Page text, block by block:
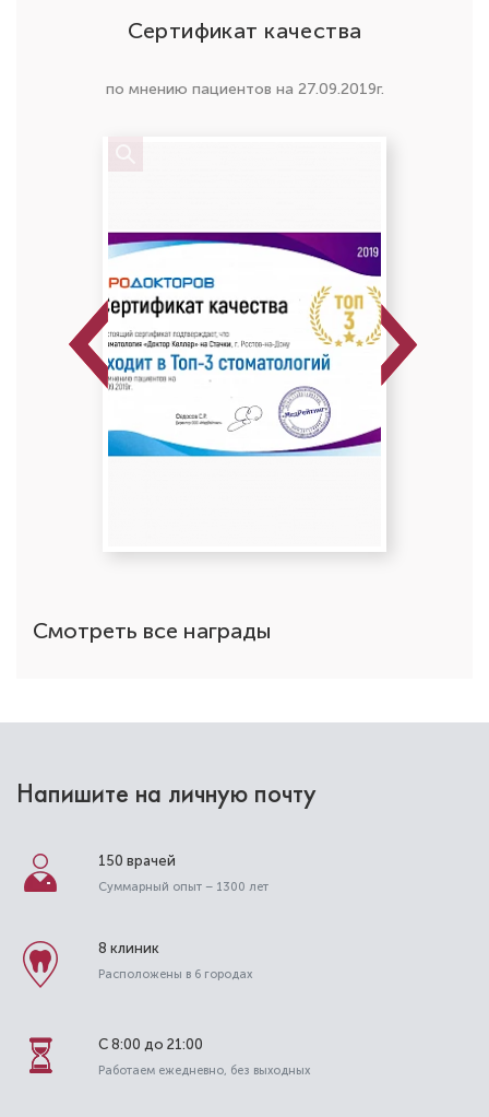
Минасян Анаида Владимировна
Сертификат качества
по мнению пациентов на 27.09.2019г.
Previous Next
Смотреть все награды
Напишите на личную почту
150 врачей
Суммарный опыт – 1300 лет
8 клиник
Расположены в 6 городах
С 8:00 до 21:00
Работаем ежедневно, без выходных